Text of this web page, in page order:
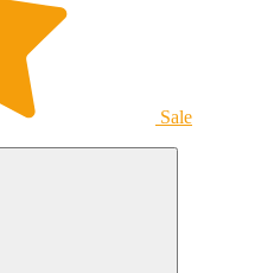
Sale